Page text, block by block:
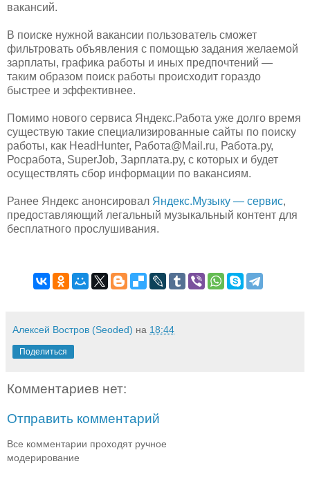
вакансий.
В поиске нужной вакансии пользователь сможет
фильтровать объявления с помощью задания желаемой
зарплаты, графика работы и иных предпочтений —
таким образом поиск работы происходит гораздо
быстрее и эффективнее.
Помимо нового сервиса Яндекс.Работа уже долго время
существую такие специализированные сайты по поиску
работы, как HeadHunter, Работа@Mail.ru, Работа.ру,
Росработа, SuperJob, Зарплата.ру, с которых и будет
осуществлять сбор информации по вакансиям.
Ранее Яндекс анонсировал Яндекс.Музыку — сервис,
предоставляющий легальный музыкальный контент для
бесплатного прослушивания.
Алексей Востров (Seoded) на 18:44
Поделиться
Комментариев нет:
Отправить комментарий
Все комментарии проходят ручное
модерирование